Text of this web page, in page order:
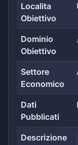
Localita
Obiettivo
Dominio
Obiettivo
Settore
Economico
Dati
Pubblicati
Descrizione